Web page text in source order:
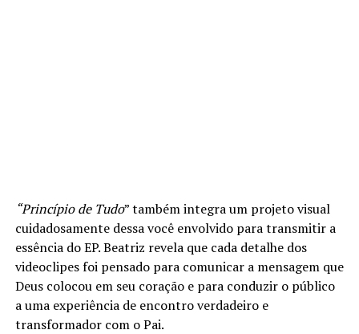
“Princípio de Tudo” também integra um projeto visual
cuidadosamente dessa você envolvido para transmitir a
essência do EP. Beatriz revela que cada detalhe dos
videoclipes foi pensado para comunicar a mensagem que
Deus colocou em seu coração e para conduzir o público
a uma experiência de encontro verdadeiro e
transformador com o Pai.